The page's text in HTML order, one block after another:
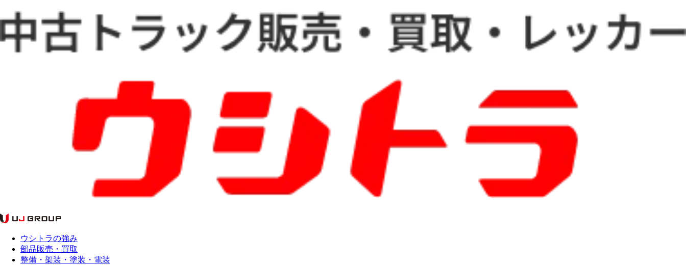
ウシトラの強み
部品販売・買取
整備・架装・塗装・電装